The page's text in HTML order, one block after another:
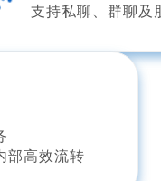
支持私聊、群聊及
部高效流转